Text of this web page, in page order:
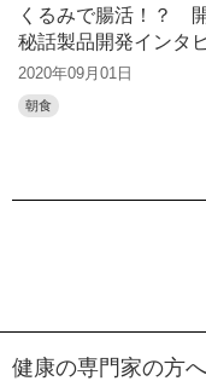
くるみで腸活！？
秘話製品開発インタ
2020年09月01日
朝食
健康の専門家の方へ